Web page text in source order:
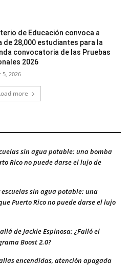
de Educación convoca a
de 28,000 estudiantes para la
convocatoria de las Pruebas
2026
5, 2026
more
sin agua potable: una bomba
Rico no puede darse el lujo de
sin agua potable: una
Puerto Rico no puede darse el lujo
de Jackie Espinosa: ¿Falló el
Boost 2.0?
encendidas, atención apagada